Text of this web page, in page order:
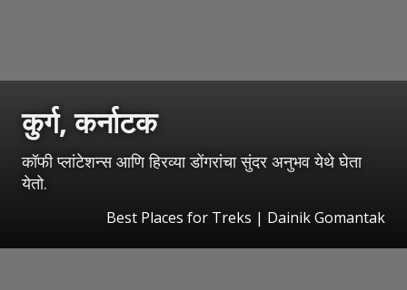
कुर्ग, कर्नाटक
कॉफी प्लांटेशन्स आणि हिरव्या डोंगरांचा सुंदर अनुभव येथे घेता
येतो.
Best Places for Treks | Dainik Gomantak